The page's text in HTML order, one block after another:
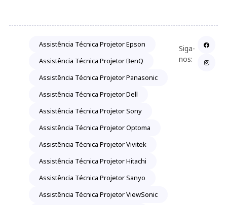
Assistência Técnica Projetor Epson
Assistência Técnica Projetor BenQ
Assistência Técnica Projetor Panasonic
Assistência Técnica Projetor Dell
Assistência Técnica Projetor Sony
Assistência Técnica Projetor Optoma
Assistência Técnica Projetor Vivitek
Assistência Técnica Projetor Hitachi
Assistência Técnica Projetor Sanyo
Assistência Técnica Projetor ViewSonic
Siga-
nos: